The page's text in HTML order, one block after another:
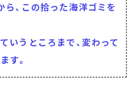
ら、この拾った海洋ゴミを
いうところまで、変わって
す。